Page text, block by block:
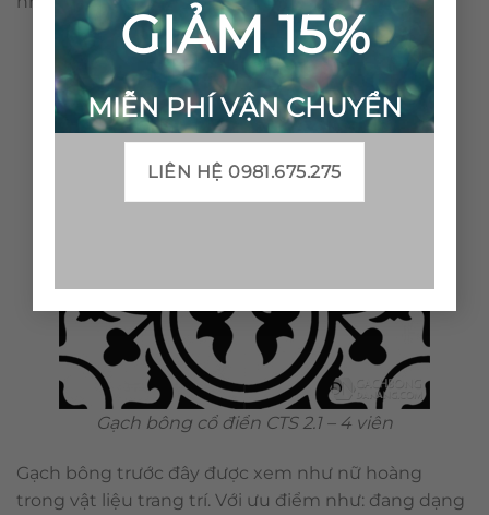
GIẢM 15%
MIỄN PHÍ VẬN CHUYỂN
LIÊN HỆ 0981.675.275
Gạch bông cổ điển CTS 2.1 – 4 viên
Gạch bông trước đây được xem như nữ hoàng
trong vật liệu trang trí. Với ưu điểm như: đang dạng